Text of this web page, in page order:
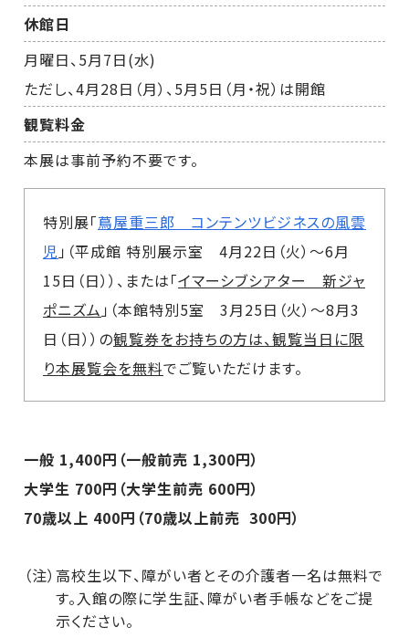
休館日
月曜日、5月7日(水)
ただし、4月28日（月）、5月5日（月・祝）は開館
観覧料金
本展は事前予約不要です。
特別展「蔦屋重三郎 コンテンツビジネスの風雲
児 」（平成館 特別展示室 4月22日（火）～6月
15日（日））、または「イマーシブシアター 新ジャ
ポニズム 」（本館特別5室 3月25日（火）～8月3
日（日））の観覧券をお持ちの方は、観覧当日に限
り本展覧会を無料でご覧いただけます。
一般 1,400円（一般前売 1,300円）
大学生 700円（大学生前売 600円）
70歳以上 400円（70歳以上前売 300円）
（注）高校生以下、障がい者とその介護者一名は無料で
す。入館の際に学生証、障がい者手帳などをご提
示ください。